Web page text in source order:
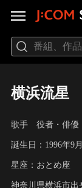
横浜流星
歌手 役者・俳優
誕生日：1996年9
星座：おとめ座
神奈川県横浜市出